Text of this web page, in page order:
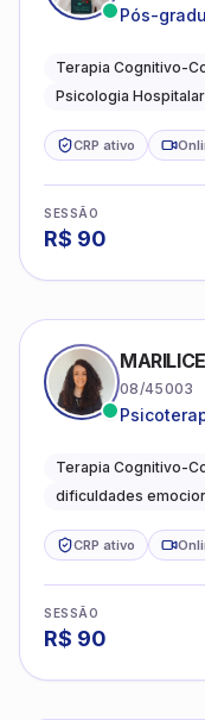
Pós-
Terapia Cognitivo-
Psicologia Hospitalar
CRP ativo
SESSÃO
R$ 90
08/45003
Terapia Cognitivo-
dificuldades
CRP ativo
SESSÃO
R$ 90